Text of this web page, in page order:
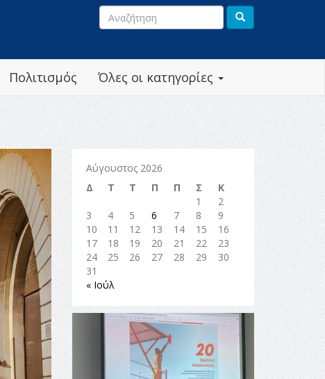
Όλες οι κατηγορίες
Πολιτισμός
Αύγουστος 2026
Δ
Τ Τ Π Π Σ
Κ
1
2
3
4 5 6 7 8
9
10
11 12 13 14 15
16
17
18 19 20 21 22
23
24
25 26 27 28 29
30
31
« Ιούλ